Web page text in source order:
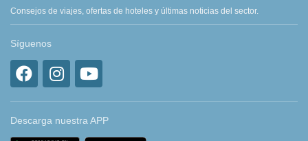
Consejos de viajes, ofertas de hoteles y últimas noticias del sector.
Síguenos
Descarga nuestra APP